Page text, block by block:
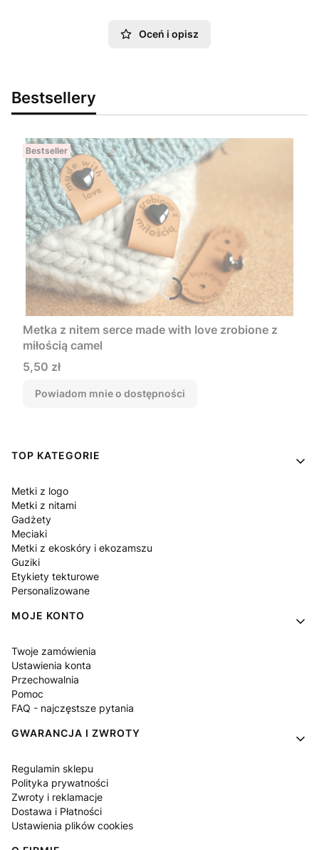
Oceń i opisz
Bestsellery
Bestseller
Metka z nitem serce made with love zrobione z
miłością camel
Cena
5,50 zł
Powiadom mnie o dostępności
Linki w stopce
TOP KATEGORIE
Metki z logo
Metki z nitami
Gadżety
Meciaki
Metki z ekoskóry i ekozamszu
Guziki
Etykiety tekturowe
Personalizowane
MOJE KONTO
Twoje zamówienia
Ustawienia konta
Przechowalnia
Pomoc
FAQ - najczęstsze pytania
GWARANCJA I ZWROTY
Regulamin sklepu
Polityka prywatności
Zwroty i reklamacje
Dostawa i Płatności
Ustawienia plików cookies